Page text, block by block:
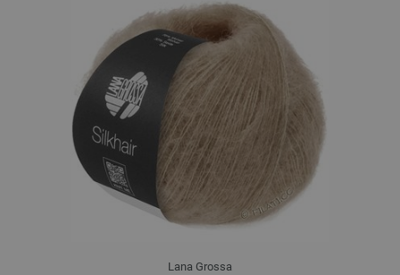
Lana Grossa